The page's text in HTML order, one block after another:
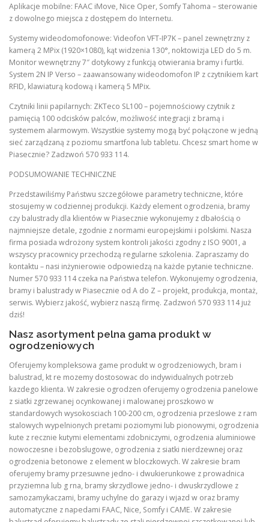
Aplikacje mobilne: FAAC iMove, Nice Oper, Somfy Tahoma – sterowanie
z dowolnego miejsca z dostępem do Internetu.
Systemy wideodomofonowe: Videofon VFT-IP7K – panel zewnętrzny z
kamerą 2 MPix (1920×1080), kąt widzenia 130°, noktowizja LED do 5 m.
Monitor wewnętrzny 7″ dotykowy z funkcją otwierania bramy i furtki.
System 2N IP Verso – zaawansowany wideodomofon IP z czytnikiem kart
RFID, klawiaturą kodową i kamerą 5 MPix.
Czytniki linii papilarnych: ZKTeco SL100 – pojemnościowy czytnik z
pamięcią 100 odcisków palców, możliwość integracji z bramą i
systemem alarmowym. Wszystkie systemy mogą być połączone w jedną
sieć zarządzaną z poziomu smartfona lub tabletu. Chcesz smart home w
Piasecznie? Zadzwoń 570 933 114.
PODSUMOWANIE TECHNICZNE
Przedstawiliśmy Państwu szczegółowe parametry techniczne, które
stosujemy w codziennej produkcji. Każdy element ogrodzenia, bramy
czy balustrady dla klientów w Piasecznie wykonujemy z dbałością o
najmniejsze detale, zgodnie z normami europejskimi i polskimi. Nasza
firma posiada wdrożony system kontroli jakości zgodny z ISO 9001, a
wszyscy pracownicy przechodzą regularne szkolenia. Zapraszamy do
kontaktu – nasi inżynierowie odpowiedzą na każde pytanie techniczne.
Numer 570 933 114 czeka na Państwa telefon. Wykonujemy ogrodzenia,
bramy i balustrady w Piasecznie od A do Z – projekt, produkcja, montaż,
serwis. Wybierz jakość, wybierz naszą firmę. Zadzwoń 570 933 114 już
dziś!
Nasz asortyment pelna gama produkt w
ogrodzeniowych
Oferujemy kompleksowa game produkt w ogrodzeniowych, bram i
balustrad, kt re mozemy dostosowac do indywidualnych potrzeb
kazdego klienta. W zakresie ogrodzen oferujemy ogrodzenia panelowe
z siatki zgrzewanej ocynkowanej i malowanej proszkowo w
standardowych wysokosciach 100-200 cm, ogrodzenia przeslowe z ram
stalowych wypelnionych pretami poziomymi lub pionowymi, ogrodzenia
kute z recznie kutymi elementami zdobniczymi, ogrodzenia aluminiowe
nowoczesne i bezobslugowe, ogrodzenia z siatki nierdzewnej oraz
ogrodzenia betonowe z element w bloczkowych. W zakresie bram
oferujemy bramy przesuwne jedno- i dwukierunkowe z prowadnica
przyziemna lub g rna, bramy skrzydlowe jedno- i dwuskrzydlowe z
samozamykaczami, bramy uchylne do garazy i wjazd w oraz bramy
automatyczne z napedami FAAC, Nice, Somfy i CAME. W zakresie